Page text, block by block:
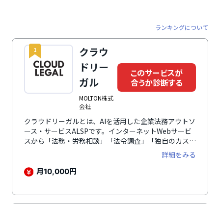
ランキングについて
1
クラウ
ドリー
ガル
MOLTON株式
会社
このサービスが
合うか診断する
クラウドリーガルとは、AIを活用した企業法務アウトソ
ース・サービスALSPです。インターネットWebサービ
スから「法務・労務相談」「法令調査」「独自のカスタ
ム契約書作成」「契約書レビュー(リーガルチェック)」
「商標登録・調査」「会社設立・登記変更」「広告審
査・薬機法チェック」「社内規程整備」など、弁護士や
詳細をみる
月10,000円